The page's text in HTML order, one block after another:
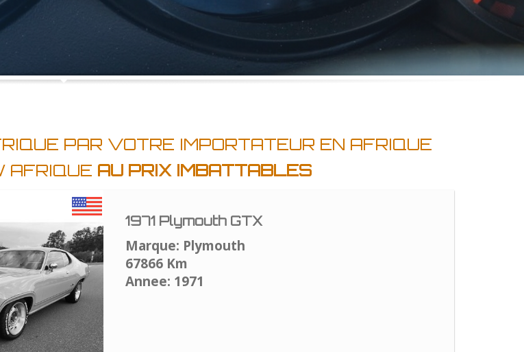
PAR VOTRE IMPORTATEUR EN AFRIQUE
AFRIQUE AU PRIX IMBATTABLES
1971 Plymouth GTX
Marque: Plymouth
67866 Km
Annee: 1971